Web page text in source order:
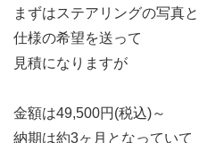
まずはステアリングの写真と
仕様の希望を送って
見積になりますが
金額は49,500円(税込)～
納期は約3ヶ月となっていて